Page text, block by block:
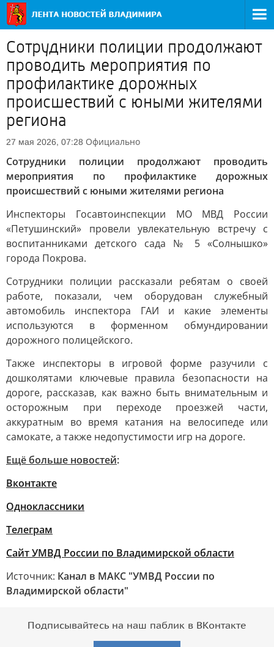
Сотрудники полиции продолжают
проводить мероприятия по
профилактике дорожных
происшествий с юными жителями
региона
27 мая 2026, 07:28 Официально
Сотрудники полиции продолжают проводить
мероприятия по профилактике дорожных
происшествий с юными жителями региона
Инспекторы Госавтоинспекции МО МВД России
«Петушинский» провели увлекательную встречу с
воспитанниками детского сада № 5 «Солнышко»
города Покрова.
Сотрудники полиции рассказали ребятам о своей
работе, показали, чем оборудован служебный
автомобиль инспектора ГАИ и какие элементы
используются в форменном обмундировании
дорожного полицейского.
Также инспекторы в игровой форме разучили с
дошколятами ключевые правила безопасности на
дороге, рассказав, как важно быть внимательным и
осторожным при переходе проезжей части,
аккуратным во время катания на велосипеде или
самокате, а также недопустимости игр на дороге.
Ещё больше новостей:
Вконтакте
Одноклассники
Телеграм
Сайт УМВД России по Владимирской области
Источник: Канал в МАКС "УМВД России по
Владимирской области"
Подписывайтесь на наш паблик в ВКонтакте